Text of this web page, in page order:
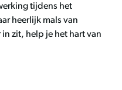
tijdens het
heerlijk mals van
zit, help je het hart van